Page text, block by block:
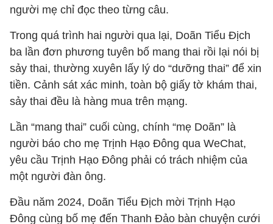
người mẹ chỉ đọc theo từng câu.
Trong quá trình hai người qua lại, Doãn Tiểu Địch
ba lần đơn phương tuyên bố mang thai rồi lại nói bị
sảy thai, thường xuyên lấy lý do “dưỡng thai” để xin
tiền. Cảnh sát xác minh, toàn bộ giấy tờ khám thai,
sảy thai đều là hàng mua trên mạng.
Lần “mang thai” cuối cùng, chính “mẹ Doãn” là
người báo cho mẹ Trịnh Hạo Đông qua WeChat,
yêu cầu Trịnh Hạo Đông phải có trách nhiệm của
một người đàn ông.
Đầu năm 2024, Doãn Tiểu Địch mời Trịnh Hạo
Đông cùng bố mẹ đến Thanh Đảo bàn chuyện cưới